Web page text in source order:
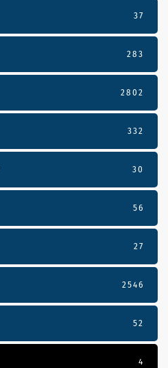
37
283
2802
332
30
56
27
2546
52
4